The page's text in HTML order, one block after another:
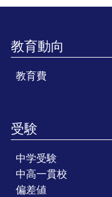
教育動向
教育費
受験
中学受験
中高一貫校
偏差値